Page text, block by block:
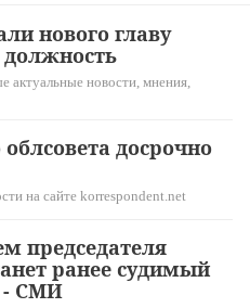
нового главу
должность
новости, мнения,
досрочно
на сайте korrespondent.net
председателя
ранее судимый
- СМИ